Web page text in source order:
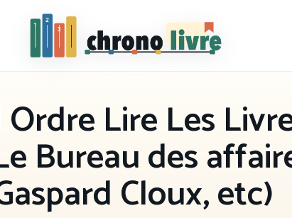
Chronolivre
Lire Les
Bureau des
Cloux, etc)